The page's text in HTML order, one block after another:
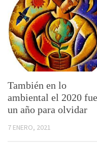
También en lo
ambiental el 2020 fue
un año para olvidar
7 ENERO, 2021